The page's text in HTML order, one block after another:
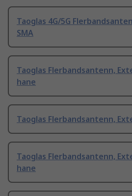
Taoglas 4G/5G
SMA
Taoglas Flerbandsantenn,
hane
Taoglas Flerbandsantenn,
Taoglas Flerbandsantenn,
hane